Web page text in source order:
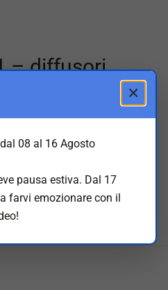
– diffusori
dell’abilità artigianale
è stato utilizzato un
da 12 cm in combinazione
e un crossover con
un suono naturale.
×
08 al 16 Agosto
pausa estiva. Dal 17
farvi emozionare con il